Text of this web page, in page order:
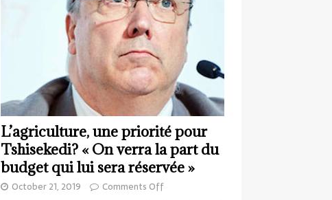
L’agriculture, une priorité pour
Tshisekedi? « On verra la part du
budget qui lui sera réservée »
October 21, 2019 Comments Off